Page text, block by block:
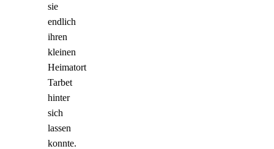
sie
endlich
ihren
kleinen
Heimatort
Tarbet
hinter
sich
lassen
konnte.